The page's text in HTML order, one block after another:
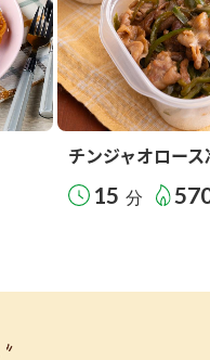
チンジャオロー
15 分